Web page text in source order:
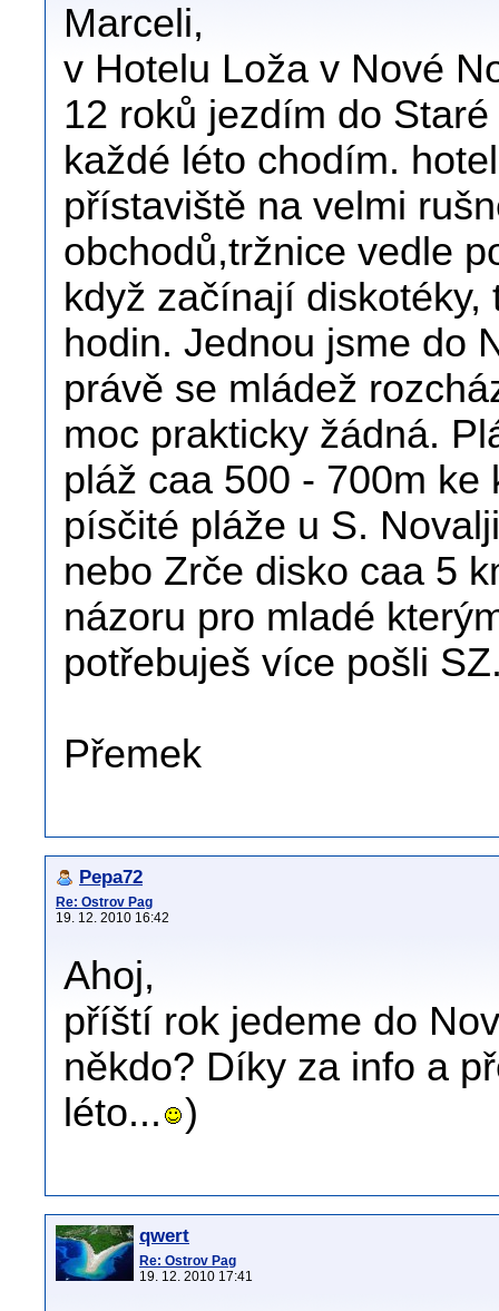
Marceli,
v Hotelu Loža v Nové
12 roků jezdím do
každé léto chodím.
přístaviště na velmi
obchodů,tržnice vedle
když začínají
hodin. Jednou jsme do
právě se mládež
moc prakticky žádná.
pláž caa 500 - 700m
písčité pláže u S.
nebo Zrče disko caa 5
názoru pro mladé
potřebuješ více pošli
Přemek
Pepa72
Re: Ostrov Pag
19. 12. 2010 16:42
Ahoj,
příští rok jedeme do
někdo? Díky za info a
léto... )
qwert
Re: Ostrov Pag
19. 12. 2010 17:41